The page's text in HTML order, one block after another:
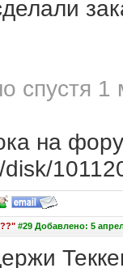
спустя 1
на
#29 Добавлено: 5